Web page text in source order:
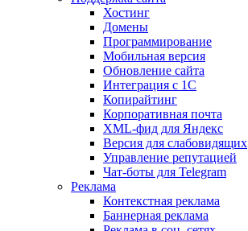
Хостинг
Домены
Программирование
Мобильная версия
Обновление сайта
Интеграция с 1С
Копирайтинг
Корпоративная почта
XML-фид для Яндекс
Версия для слабовидящих
Управление репутацией
Чат-боты для Telegram
Реклама
Контекстная реклама
Баннерная реклама